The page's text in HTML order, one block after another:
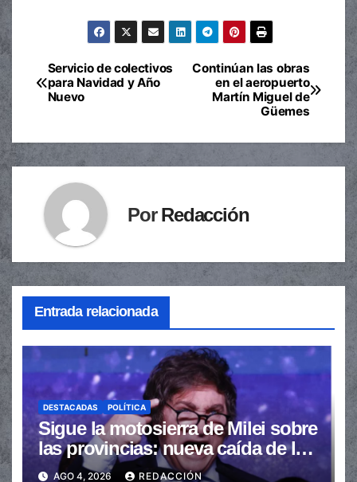
Navegación
de
entradas
Continúan las obras
en el aeropuerto
Martín Miguel de
Güemes
Servicio de colectivos
para Navidad y Año
Nuevo
PorRedacción
Entrada relacionada
DESTACADAS POLÍTICA
Sigue la motosierra de Milei sobre
las provincias: nueva caída de las
transferencias no automáticas
AGO 4, 2026 REDACCIÓN